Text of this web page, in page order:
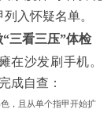
入怀疑名单。
三看三压”体检
在沙发刷手机。
成自查：
，且从单个指甲开始扩